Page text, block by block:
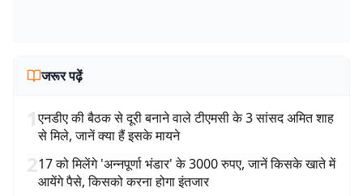
जरूर पढ़ें
1एनडीए की बैठक से दूरी बनाने वाले टीएमसी के 3 सांसद अमित शाह
से मिले, जानें क्या हैं इसके मायने
217 को मिलेंगे 'अन्नपूर्णा भंडार' के 3000 रुपए, जानें किसके खाते में
आयेंगे पैसे, किसको करना होगा इंतजार